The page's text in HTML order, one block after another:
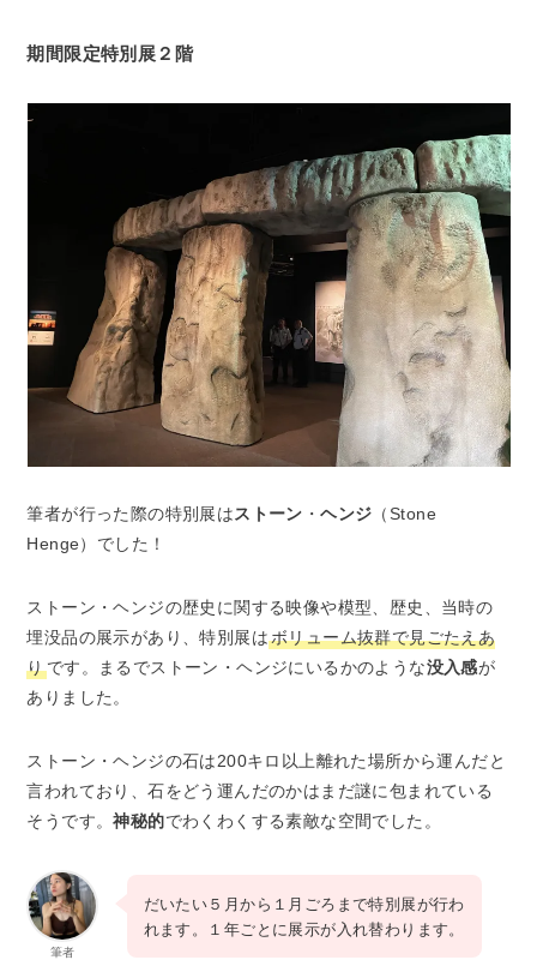
期間限定特別展２階
筆者が行った際の特別展はストーン ・ヘンジ （Stone
Henge）でした！
ストーン・ヘンジの歴史に関する映像や模型、歴史、当時の
埋没品の展示があり、特別展はボリューム抜群で見ごたえあ
りです。まるでストーン・ヘンジにいるかのような没入感が
ありました。
ストーン・ヘンジの石は200キロ以上離れた場所から運んだと
言われており、石をどう運んだのかはまだ謎に包まれている
そうです。神秘的でわくわくする素敵な空間でした。
筆者
だいたい５月から１月ごろまで特別展が行わ
れます。１年ごとに展示が入れ替わります。